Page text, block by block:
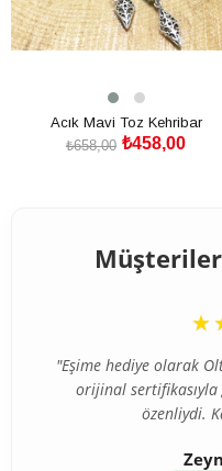
Acık Mavi Toz Kehribar
₺458,00
₺658,00
"Eşime hediye olarak
orijinal
özenliydi.